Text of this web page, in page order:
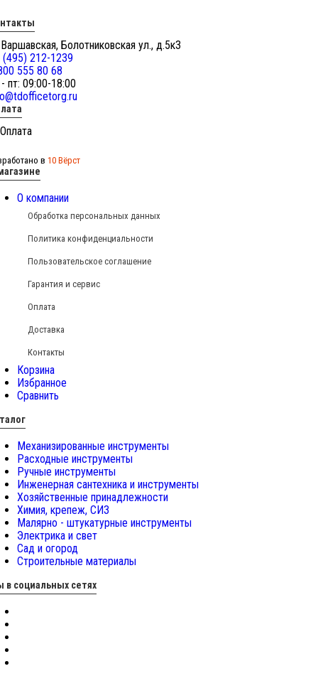
Болотниковская ул., д.5к3
(495) 212-1239
555 80 68
пт: 09:00-18:00
в 10 Вёрст
О компании
Обработка персональных данных
Политика конфиденциальности
Пользовательское соглашение
Гарантия и сервис
Оплата
Доставка
Контакты
Корзина
Избранное
Сравнить
Механизированные инструменты
Расходные инструменты
Ручные инструменты
Инженерная сантехника и инструменты
Хозяйственные принадлежности
Химия, крепеж, СИЗ
Малярно - штукатурные инструменты
Электрика и свет
Сад и огород
Строительные материалы
в социальных сетях